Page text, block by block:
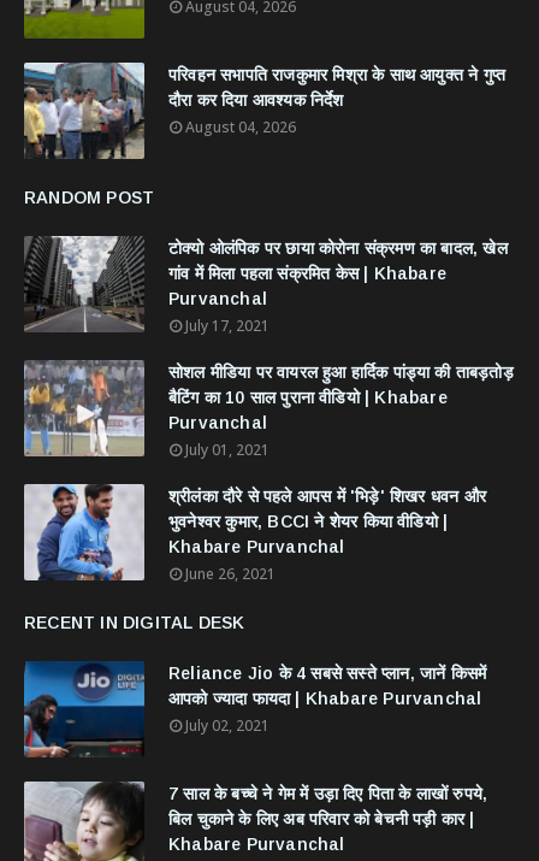
August 04, 2026
परिवहन सभापति राजकुमार मिश्रा के साथ आयुक्त ने गुप्त
दौरा कर दिया आवश्यक निर्देश
August 04, 2026
RANDOM POST
टोक्यो ओलंपिक पर छाया कोरोना संक्रमण का बादल, खेल
गांव में मिला पहला संक्रमित केस | Khabare
Purvanchal
July 17, 2021
सोशल मीडिया पर वायरल हुआ हार्दिक पांड्या की ताबड़तोड़
बैटिंग का 10 साल पुराना वीडियो | Khabare
Purvanchal
July 01, 2021
श्रीलंका दौरे से पहले आपस में 'भिड़े' शिखर धवन और
भुवनेश्वर कुमार, BCCI ने शेयर किया वीडियो |
Khabare Purvanchal
June 26, 2021
RECENT IN DIGITAL DESK
Reliance Jio के 4 सबसे सस्ते प्लान, जानें किसमें
आपको ज्यादा फायदा | Khabare Purvanchal
July 02, 2021
7 साल के बच्चे ने गेम में उड़ा दिए पिता के लाखों रुपये,
बिल चुकाने के लिए अब परिवार को बेचनी पड़ी कार |
Khabare Purvanchal